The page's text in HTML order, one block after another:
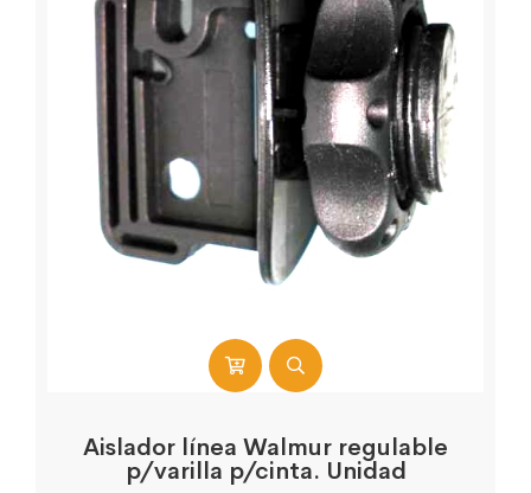
Aislador línea Walmur regulable
p/varilla p/cinta. Unidad